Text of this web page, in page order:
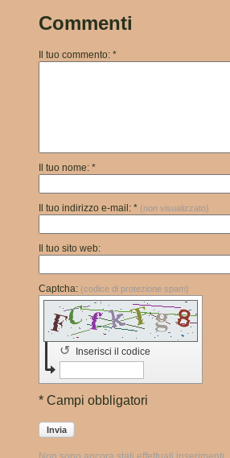
Commenti
Il tuo commento: *
Il tuo nome: *
Il tuo indirizzo e-mail: * (non visualizzato)
Il tuo sito web:
Captcha: (codice di protezione spam)
Inserisci il codice
↺
* Campi obbligatori
Invia